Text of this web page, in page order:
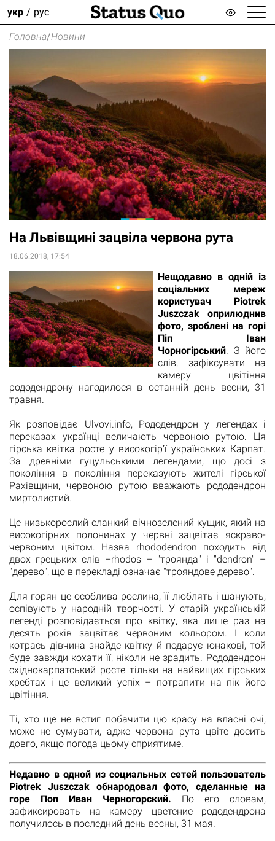
укр рус
Головна/Новини
На Львівщині зацвіла червона рута
18.06.2018, 17:54
Нещодавно в одній із
соціальних мереж
користувач Piotrek
Juszczak оприлюднив
фото, зроблені на горі
Піп Іван
Чорногірський. З його
слів, зафіксувати на
камеру цвітіння
рододендрону нагодилося в останній день весни, 31
травня.
Як розповідає Ulvovi.info, Рододендрон у легендах і
переказах українці величають червоною рутою. Ця
гірська квітка росте у високогір’ї українських Карпат.
За древніми гуцульськими легендами, що досі з
покоління в покоління переказують жителі гірської
Рахівщини, червоною рутою вважають рододендрон
миртолистий.
Це низькорослий сланкий вічнозелений кущик, який на
високогірних полонинах у червні зацвітає яскраво-
червоним цвітом. Назва rhododendron походить від
двох грецьких слів –rhodos – "троянда" і "dendron" –
"дерево", що в перекладі означає "трояндове дерево".
Для горян це особлива рослина, її люблять і шанують,
оспівують у народній творчості. У старій українській
легенді розповідається про квітку, яка лише раз на
десять років зацвітає червоним кольором. І коли
котрась дівчина знайде квітку й подарує юнакові, той
буде завжди кохати її, ніколи не зрадить. Рододендрон
східнокарпатський росте тільки на найвищих гірських
хребтах і це великий успіх – потрапити на пік його
цвітіння.
Ті, хто ще не встиг побачити цю красу на власні очі,
може не сумувати, адже червона рута цвіте досить
довго, якщо погода цьому сприятиме.
Недавно в одной из социальных сетей пользователь
Piotrek Juszczak обнародовал фото, сделанные на
горе Поп Иван Черногорский. По его словам,
зафиксировать на камеру цветение рододендрона
получилось в последний день весны, 31 мая.